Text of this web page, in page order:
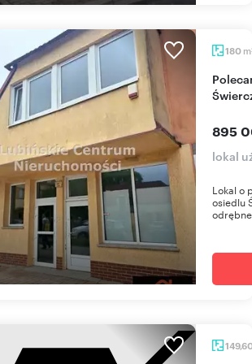
180 m
Polecam lokal użytkowy 180 m2 na
895
lokal
Lokal o
osiedlu